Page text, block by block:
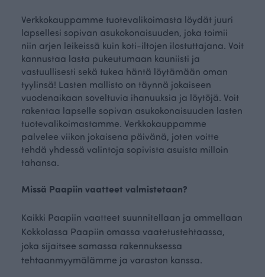
Verkkokauppamme tuotevalikoimasta löydät juuri
lapsellesi sopivan asukokonaisuuden, joka toimii
niin arjen leikeissä kuin koti-iltojen ilostuttajana. Voit
kannustaa lasta pukeutumaan kauniisti ja
vastuullisesti sekä tukea häntä löytämään oman
tyylinsä! Lasten mallisto on täynnä jokaiseen
vuodenaikaan soveltuvia ihanuuksia ja löytöjä. Voit
rakentaa lapselle sopivan asukokonaisuuden lasten
tuotevalikoimastamme. Verkkokauppamme
palvelee viikon jokaisena päivänä, joten voitte
tehdä yhdessä valintoja sopivista asuista milloin
tahansa.
Missä Paapiin vaatteet valmistetaan?
Kaikki Paapiin vaatteet suunnitellaan ja ommellaan
Kokkolassa Paapiin omassa vaatetustehtaassa,
joka sijaitsee samassa rakennuksessa
tehtaanmyymälämme ja varaston kanssa.